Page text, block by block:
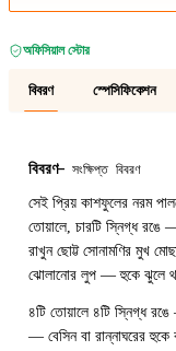
অফিসিয়াল স্টোর
বিবরণ স্পেসিফিকেশন
বিবরণ—সংক্ষিপ্ত বিবরণ
সেই প্রিয় কাশফুলের নরম
তোয়ালে, চারটি স্নিগ্ধ রঙে
রাখুন ছোট্ট সোনামণির মুখ
ঝোলানোর লুপ — হুকে ঝুলে
৪টি তোয়ালে ৪টি স্নিগ্ধ
— বেসিন বা রান্নাঘরের